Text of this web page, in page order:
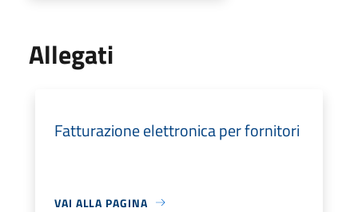
Allegati
Fatturazione elettronica per fornitori
VAI ALLA PAGINA